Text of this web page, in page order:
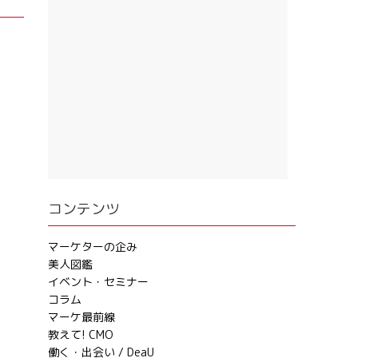
コンテンツ
マーケターの企み
美人図鑑
イベント・セミナー
コラム
マーケ最前線
教えて! CMO
働く・出会い / DeaU